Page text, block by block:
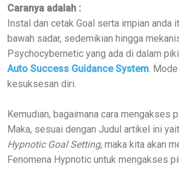
Caranya adalah :
Instal dan cetak Goal serta impian anda
bawah sadar, sedemikian hingga
Psychocybernetic yang ada di dalam
Auto Success Guidance System .
kesuksesan diri.
Kemudian, bagaimana cara mengakses
Maka, sesuai dengan Judul artikel ini
Hypnotic Goal Setting, maka kita akan
Fenomena Hypnotic untuk mengakses